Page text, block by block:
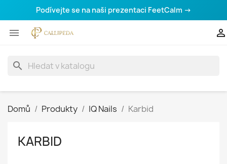
Podívejte se na naši prezentaci FeetCalm →
 
search
Domů Produkty IQ Nails Karbid
KARBID